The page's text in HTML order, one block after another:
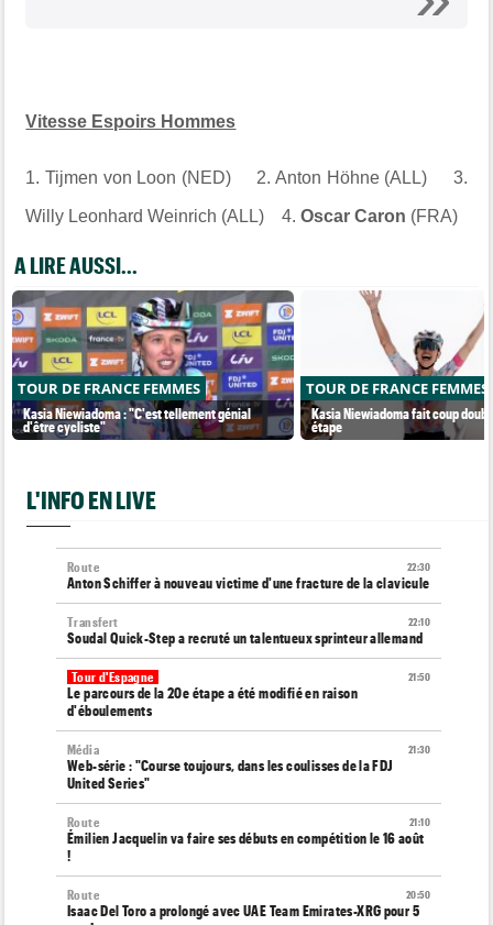
Vitesse Espoirs Hommes
1. Tijmen von Loon (NED) 2. Anton Höhne (ALL) 3.
Willy Leonhard Weinrich (ALL) 4.Oscar Caron (FRA)
A LIRE AUSSI...
TOUR DE FRANCE FEMMES
Kasia Niewiadoma : "C'est tellement génial
d'être cycliste"
TOUR DE FRANCE FEMMES
Kasia Niewiadoma fait coup
étape
L'INFO EN LIVE
22:30
Route
Anton Schiffer à nouveau victime d'une fracture de la clavicule
22:10
Transfert
Soudal Quick-Step a recruté un talentueux sprinteur allemand
21:50
Tour d'Espagne
Le parcours de la 20e étape a été modifié en raison
d'éboulements
21:30
Média
Web-série : "Course toujours, dans les coulisses de la FDJ
United Series"
21:10
Route
Émilien Jacquelin va faire ses débuts en compétition le 16 août
!
20:50
Route
Isaac Del Toro a prolongé avec UAE Team Emirates-XRG pour 5